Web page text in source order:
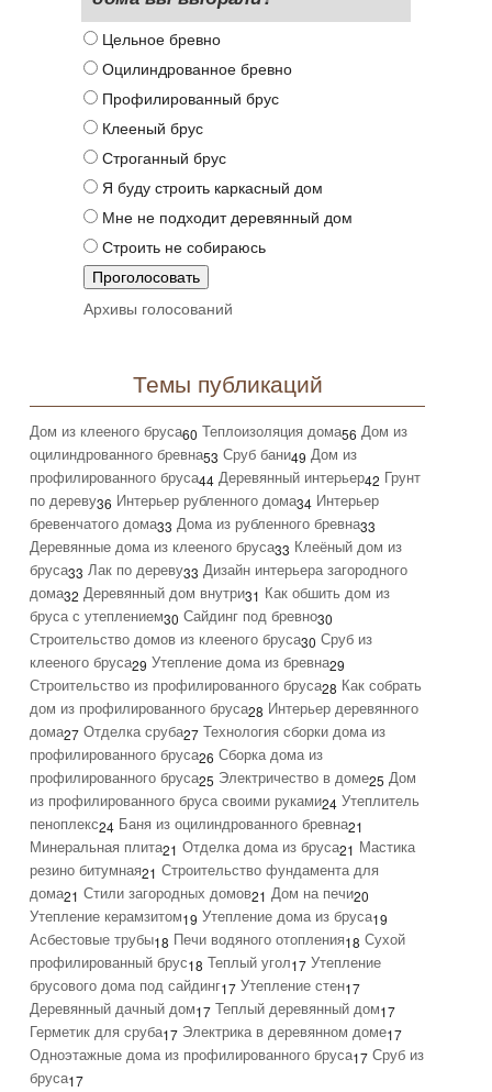
Цельное бревно
Оцилиндрованное бревно
Профилированный брус
Клееный брус
Строганный брус
Я буду строить каркасный дом
Мне не подходит деревянный дом
Строить не собираюсь
Архивы голосований
Темы публикаций
Дом из клееного бруса60 Теплоизоляция дома56 Дом из
оцилиндрованного бревна53 Сруб бани49 Дом из
профилированного бруса44 Деревянный интерьер42 Грунт
по дереву36 Интерьер рубленного дома34 Интерьер
бревенчатого дома33 Дома из рубленного бревна33
Деревянные дома из клееного бруса33 Клеёный дом из
бруса33 Лак по дереву33 Дизайн интерьера загородного
дома32 Деревянный дом внутри31 Как обшить дом из
бруса с утеплением30 Сайдинг под бревно30
Строительство домов из клееного бруса30 Сруб из
клееного бруса29 Утепление дома из бревна29
Строительство из профилированного бруса28 Как собрать
дом из профилированного бруса28 Интерьер деревянного
дома27 Отделка сруба27 Технология сборки дома из
профилированного бруса26 Сборка дома из
профилированного бруса25 Электричество в доме25 Дом
из профилированного бруса своими руками24 Утеплитель
пеноплекс24 Баня из оцилиндрованного бревна21
Минеральная плита21 Отделка дома из бруса21 Мастика
резино битумная21 Строительство фундамента для
дома21 Стили загородных домов21 Дом на печи20
Утепление керамзитом19 Утепление дома из бруса19
Асбестовые трубы18 Печи водяного отопления18 Сухой
профилированный брус18 Теплый угол17 Утепление
брусового дома под сайдинг17 Утепление стен17
Деревянный дачный дом17 Теплый деревянный дом17
Герметик для сруба17 Электрика в деревянном доме17
Одноэтажные дома из профилированного бруса17 Сруб из
бруса17